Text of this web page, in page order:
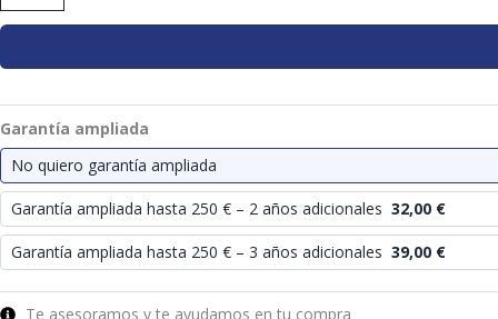
4
RUEDAS
VERDE
cantidad
Garantía ampliada
No quiero garantía ampliada
Garantía ampliada hasta 250 € – 2 años adicionales 32,00 €
Garantía ampliada hasta 250 € – 3 años adicionales 39,00 €
Te asesoramos y te ayudamos en tu compra